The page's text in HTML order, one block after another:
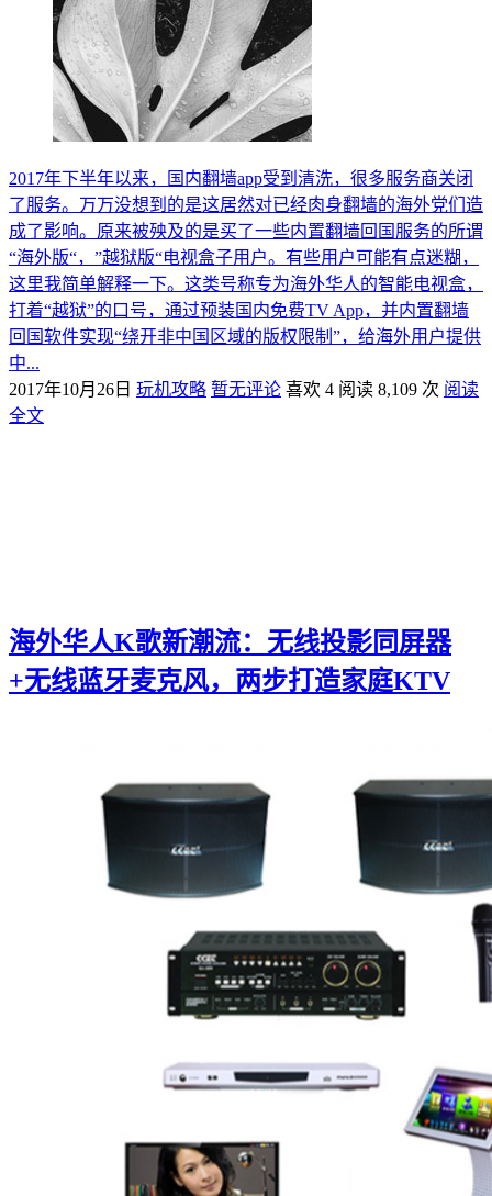
2017年下半年以来，国内翻墙app受到清洗，很多服务商关闭
了服务。万万没想到的是这居然对已经肉身翻墙的海外党们造
成了影响。原来被殃及的是买了一些内置翻墙回国服务的所谓
“海外版“，”越狱版“电视盒子用户。有些用户可能有点迷糊，
这里我简单解释一下。这类号称专为海外华人的智能电视盒，
打着“越狱”的口号，通过预装国内免费TV App，并内置翻墙
回国软件实现“绕开非中国区域的版权限制”，给海外用户提供
中...
2017年10月26日 玩机攻略 暂无评论 喜欢 4 阅读 8,109 次 阅读
全文
海外华人K歌新潮流：无线投影同屏器
+无线蓝牙麦克风，两步打造家庭KTV